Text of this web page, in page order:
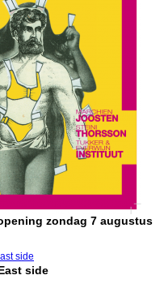
zondag 7 augustus
side